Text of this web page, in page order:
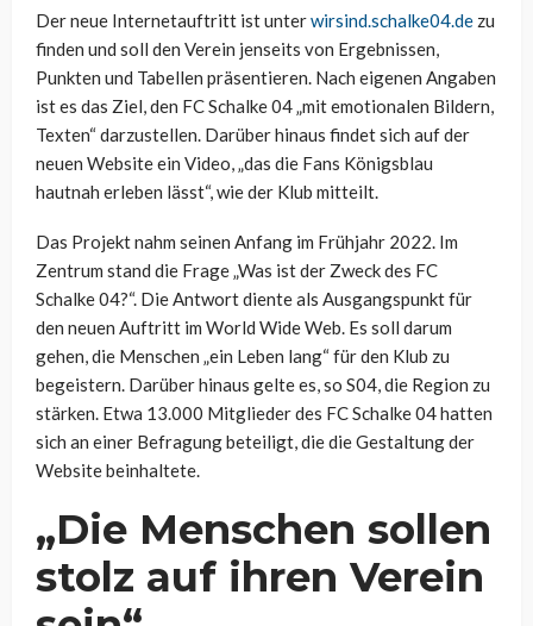
Der neue Internetauftritt ist unterwirsind.schalke04.de zu
finden und soll den Verein jenseits von Ergebnissen,
Punkten und Tabellen präsentieren. Nach eigenen Angaben
ist es das Ziel, den FC Schalke 04 „mit emotionalen Bildern,
Texten“ darzustellen. Darüber hinaus findet sich auf der
neuen Website ein Video, „das die Fans Königsblau
hautnah erleben lässt“, wie der Klub mitteilt.
Das Projekt nahm seinen Anfang im Frühjahr 2022. Im
Zentrum stand die Frage „Was ist der Zweck des FC
Schalke 04?“. Die Antwort diente als Ausgangspunkt für
den neuen Auftritt im World Wide Web. Es soll darum
gehen, die Menschen „ein Leben lang“ für den Klub zu
begeistern. Darüber hinaus gelte es, so S04, die Region zu
stärken. Etwa 13.000 Mitglieder des FC Schalke 04 hatten
sich an einer Befragung beteiligt, die die Gestaltung der
Website beinhaltete.
„Die Menschen sollen
stolz auf ihren Verein